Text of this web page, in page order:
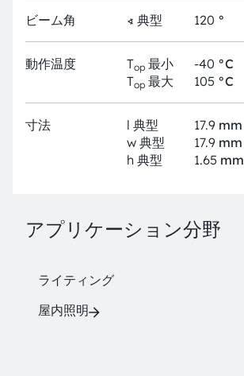
ビーム角 ∢ 典型 120 °
動作温度 Top 最小 -40 °C
Top 最大 105 °C
寸法 l 典型 17.9 mm
w 典型 17.9 mm
h 典型 1.65 mm
アプリケーション分野
ライティング
屋内照明